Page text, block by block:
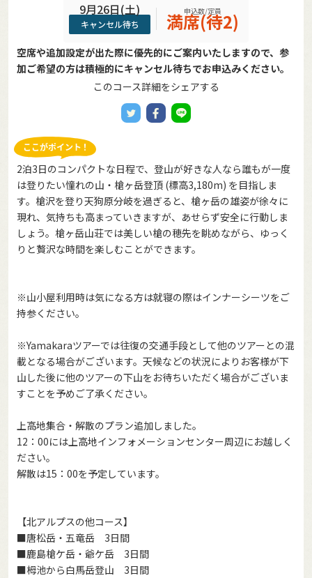
9月26日(土)
キャンセル待ち
申込数/定員
満席(待2)
空席や追加設定が出た際に優先的にご案内いたしますので、参
加ご希望の方は積極的にキャンセル待ちでお申込みください。
このコース詳細をシェアする
2泊3日のコンパクトな日程で、登山が好きな人なら誰もが一度
は登りたい憧れの山・槍ヶ岳登頂 (標高3,180m) を目指しま
す。槍沢を登り天狗原分岐を過ぎると、槍ヶ岳の雄姿が徐々に
現れ、気持ちも高まっていきますが、あせらず安全に行動しま
しょう。槍ヶ岳山荘では美しい槍の穂先を眺めながら、ゆっく
りと贅沢な時間を楽しむことができます。
※山小屋利用時は気になる方は就寝の際はインナーシーツをご
持参ください。
※Yamakaraツアーでは往復の交通手段として他のツアーとの混
載となる場合がございます。天候などの状況によりお客様が下
山した後に他のツアーの下山をお待ちいただく場合がございま
すことを予めご了承ください。
上高地集合・解散のプラン追加しました。
12：00には上高地インフォメーションセンター周辺にお越しく
ださい。
解散は15：00を予定しています。
【北アルプスの他コース】
■唐松岳・五竜岳 3日間
■鹿島槍ケ岳・爺ケ岳 3日間
■栂池から白馬岳登山 3日間